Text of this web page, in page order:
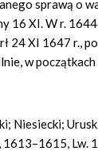
sprawą o
16 XI. W r.
24 XI 1647 r.,
w
Niesiecki;
1613–1615, Lw.